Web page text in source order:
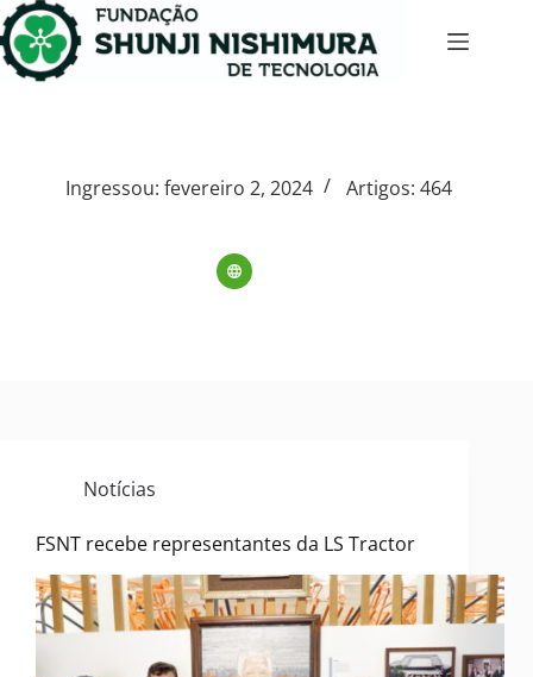
Ingressou: fevereiro 2, 2024 Artigos: 464
Notícias
FSNT recebe representantes da LS Tractor